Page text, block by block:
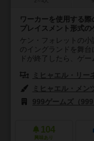
ワーカーを使用する
プレイスメント形式の
ケン・フォレットの小
のイングランドを舞
ドが終了したら、ゲ
ミヒャエル・リー
ミヒャエル・メン
999ゲームズ（999
104
興味あり